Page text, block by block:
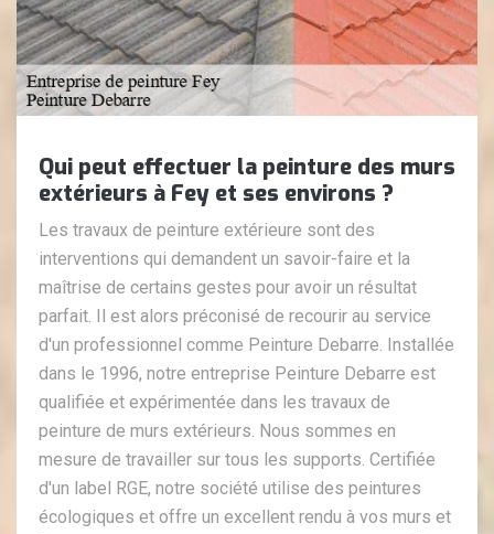
Qui peut effectuer la peinture des murs
extérieurs à Fey et ses environs ?
Les travaux de peinture extérieure sont des
interventions qui demandent un savoir-faire et la
maîtrise de certains gestes pour avoir un résultat
parfait. Il est alors préconisé de recourir au service
d'un professionnel comme Peinture Debarre. Installée
dans le 1996, notre entreprise Peinture Debarre est
qualifiée et expérimentée dans les travaux de
peinture de murs extérieurs. Nous sommes en
mesure de travailler sur tous les supports. Certifiée
d'un label RGE, notre société utilise des peintures
écologiques et offre un excellent rendu à vos murs et